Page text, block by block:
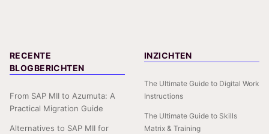
RECENTE
BLOGBERICHTEN
From SAP MII to Azumuta: A
Practical Migration Guide
Alternatives to SAP MII for
INZICHTEN
The Ultimate Guide to Digital Work
Instructions
The Ultimate Guide to Skills
Matrix & Training